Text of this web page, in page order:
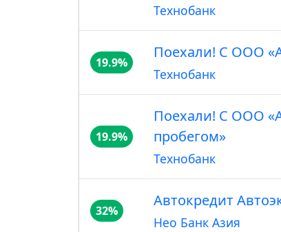
Технобанк
19.9%
Поехали! С ООО
Технобанк
19.9%
Поехали! С ООО
пробегом»
Технобанк
32%
Автокредит
Нео Банк Азия